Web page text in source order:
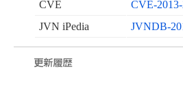
CVE
CVE-
JVN iPedia
JVNDB-